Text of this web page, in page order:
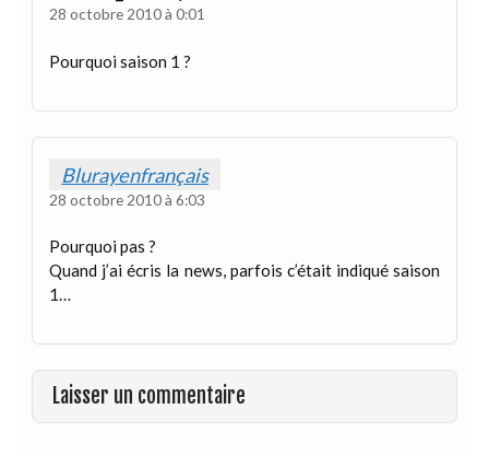
28 octobre 2010 à 0:01
Pourquoi saison 1 ?
Blurayenfrançais
28 octobre 2010 à 6:03
Pourquoi pas ?
Quand j’ai écris la news, parfois c’était indiqué saison
1…
Laisser un commentaire